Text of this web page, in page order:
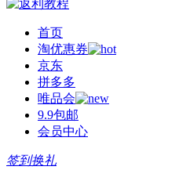
首页
淘优惠券
京东
拼多多
唯品会
9.9包邮
会员中心
签到换礼